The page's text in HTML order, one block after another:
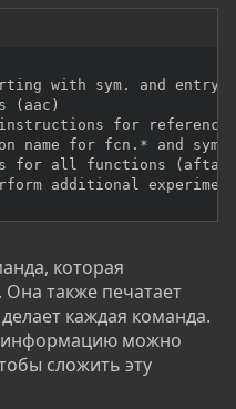
with sym. and entry0
(aac)
for
name for fcn.* and
for all functions (afta)
additional
которая
также печатает
каждая команда.
информацию можно
сложить эту